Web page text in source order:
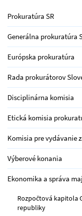
Prokuratúra SR
Generálna prokuratúra
Európska prokuratúra
Rada prokurátorov
Disciplinárna komisia
Etická komisia
Komisia pre vydávanie
Výberové konania
Ekonomika a správa
Rozpočtová kapitola
republiky